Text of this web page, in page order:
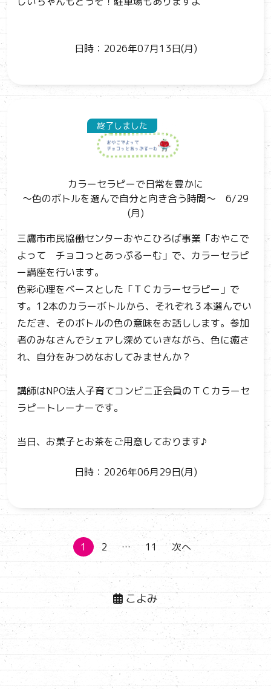
日時：2026年07月13日(月)
終了しました
カラーセラピーで日常を豊かに
～色のボトルを選んで自分と向き合う時間～ 6/29
(月)
三鷹市市民協働センターおやこひろば事業「おやこで
よって チョコっとあっぷるーむ」で、カラーセラピ
ー講座を行います。
色彩心理をベースとした「ＴＣカラーセラピー」で
す。12本のカラーボトルから、それぞれ３本選んでい
ただき、そのボトルの色の意味をお話しします。参加
者のみなさんでシェアし深めていきながら、色に癒さ
れ、自分をみつめなおしてみませんか？
講師はNPO法人子育てコンビニ正会員のＴＣカラーセ
ラピートレーナーです。
当日、お菓子とお茶をご用意しております♪
日時：2026年06月29日(月)
投
稿
ペ
ー
1 2 … 11 次へ
こよみ